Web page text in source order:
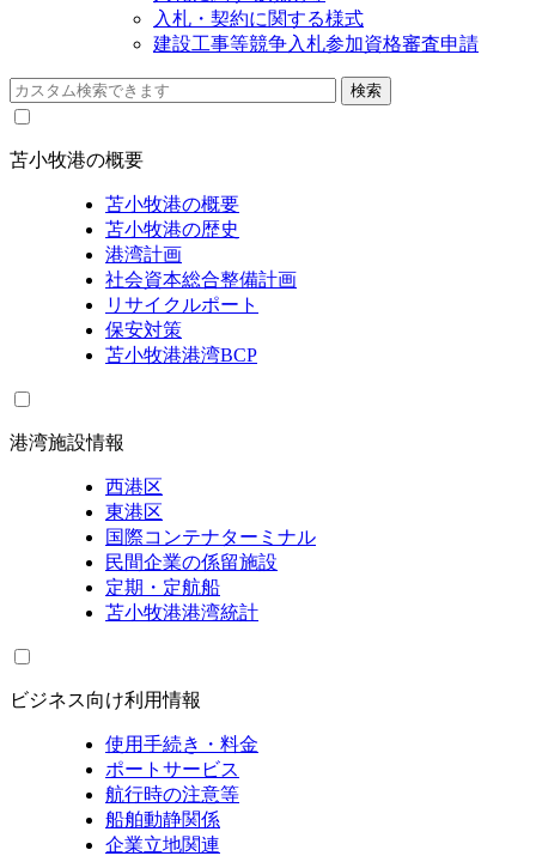
入札・契約に関する様式
建設工事等競争入札参加資格審査申請
苫小牧港の概要
苫小牧港の概要
苫小牧港の歴史
港湾計画
社会資本総合整備計画
リサイクルポート
保安対策
苫小牧港港湾BCP
港湾施設情報
西港区
東港区
国際コンテナターミナル
民間企業の係留施設
定期・定航船
苫小牧港港湾統計
ビジネス向け利用情報
使用手続き・料金
ポートサービス
航行時の注意等
船舶動静関係
企業立地関連